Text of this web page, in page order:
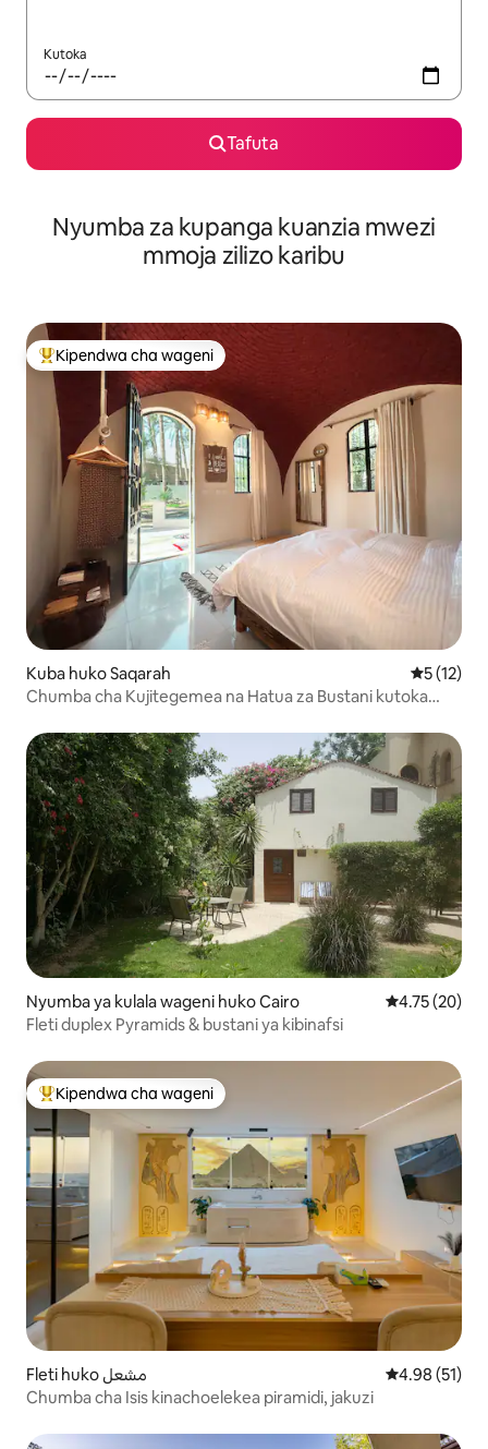
Kutoka
Tafuta
Nyumba za kupanga kuanzia mwezi
mmoja zilizo karibu
Kipendwa maarufu cha wageni
Kipendwa cha wageni
Kuba huko Saqarah Ukadiriaji
5 (12)
Chumba cha Kujitegemea na Hatua za Bustani kutoka
Nyumba ya kulala wageni huko Cairo Ukadiriaji wa
4.75 (20)
Fleti duplex Pyramids & bustani ya kibinafsi
Kipendwa maarufu cha wageni
Kipendwa cha wageni
Fleti huko مشعل Ukadiriaji wa
4.98 (51)
Chumba cha Isis kinachoelekea piramidi, jakuzi